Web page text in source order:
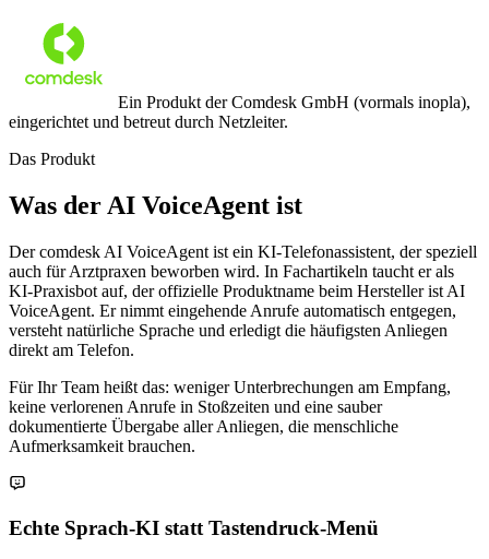
Ein Produkt der Comdesk GmbH (vormals inopla),
eingerichtet und betreut durch Netzleiter.
Das Produkt
Was der AI VoiceAgent ist
Der comdesk AI VoiceAgent ist ein KI-Telefonassistent, der speziell
auch für Arztpraxen beworben wird. In Fachartikeln taucht er als
KI-Praxisbot auf, der offizielle Produktname beim Hersteller ist AI
VoiceAgent. Er nimmt eingehende Anrufe automatisch entgegen,
versteht natürliche Sprache und erledigt die häufigsten Anliegen
direkt am Telefon.
Für Ihr Team heißt das: weniger Unterbrechungen am Empfang,
keine verlorenen Anrufe in Stoßzeiten und eine sauber
dokumentierte Übergabe aller Anliegen, die menschliche
Aufmerksamkeit brauchen.
Echte Sprach-KI statt Tastendruck-Menü